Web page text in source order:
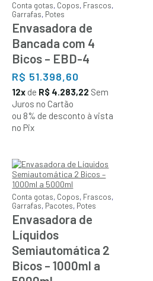
Conta gotas, Copos, Frascos,
Garrafas, Potes
Envasadora de
Bancada com 4
Bicos – EBD-4
R$ 51.398,60
12x de R$ 4.283,22 Sem
Juros no Cartão
ou 8% de desconto à vista
no Pix
Conta gotas, Copos, Frascos,
Garrafas, Pacotes, Potes
Envasadora de
Líquidos
Semiautomática 2
Bicos – 1000ml a